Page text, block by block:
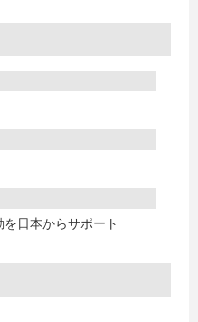
日本からサポート